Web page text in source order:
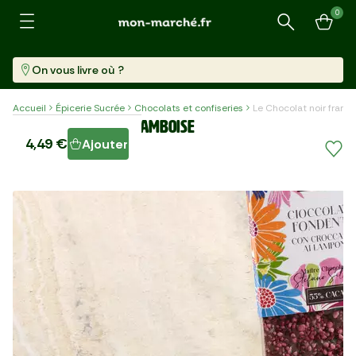
Recherche
0
On vous livre où ?
Accueil Épicerie Sucrée Chocolats et confiseries Le Chocolat noir
Le Chocolat noir framboise
4,49 € Ajouter